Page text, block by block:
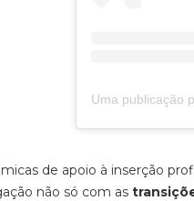
de apoio à inserção
não só com as